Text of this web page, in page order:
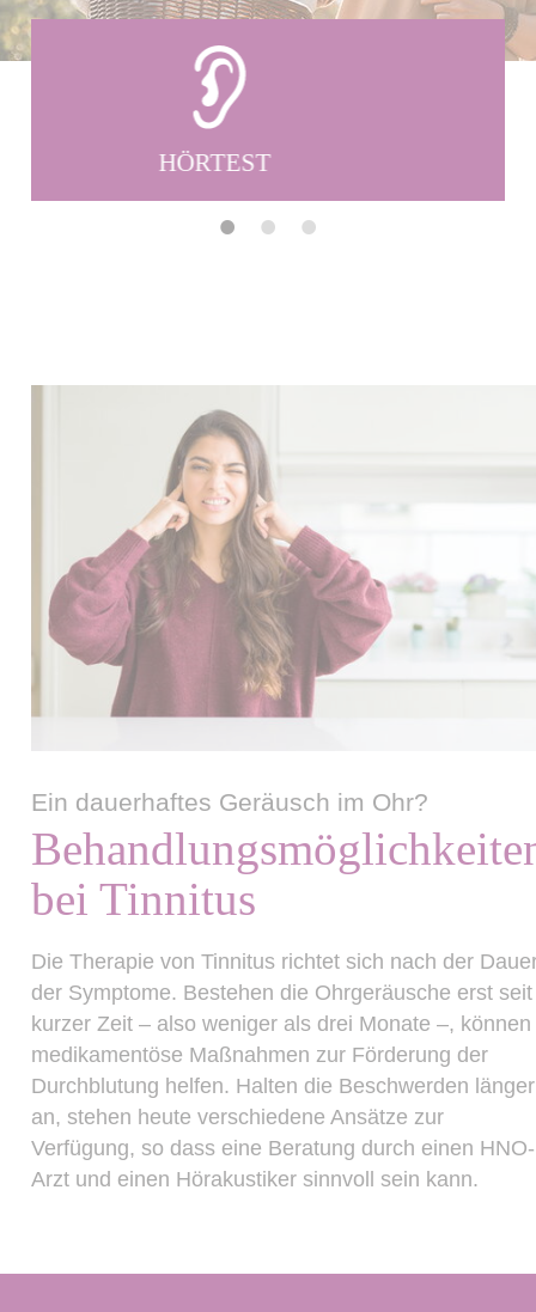
HÖRGERÄTE-
• • •
Ein dauerhaftes Geräusch im Ohr?
bei Tinnitus
Die Therapie von Tinnitus richtet sich nach der
der Symptome. Bestehen die Ohrgeräusche erst seit
kurzer Zeit – also weniger als drei Monate –, können
medikamentöse Maßnahmen zur Förderung der
Durchblutung helfen. Halten die Beschwerden länger
an, stehen heute verschiedene Ansätze zur
Verfügung, so dass eine Beratung durch einen HNO-
Arzt und einen Hörakustiker sinnvoll sein kann.